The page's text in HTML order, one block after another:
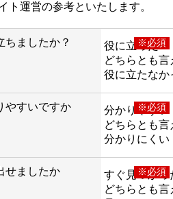
ト運営の参考といたします。
ちましたか？ ※必須
役に立った
どちらとも言
役に立たなか
やすいですか ※必須
分かりやすい
どちらとも言
分かりにくい
せましたか ※必須
すぐ見つかっ
どちらとも言